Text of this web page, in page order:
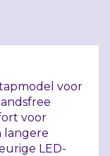
voor
voor
langere
LED-